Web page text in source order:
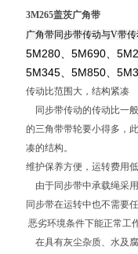
3M265盖茨广角带
广角带同步带传动与V带
5M280、5M690、
5M345、5M850、
传动比范围大，结构紧凑
同步带传动的传动比一
的三角带带轮要小得多，
凑的结构。
维护保养方便，运转费用
由于同步带中承载绳采
同步带在运转中也不需要
恶劣环境条件下能正常工
在具有灰尘杂质、水及